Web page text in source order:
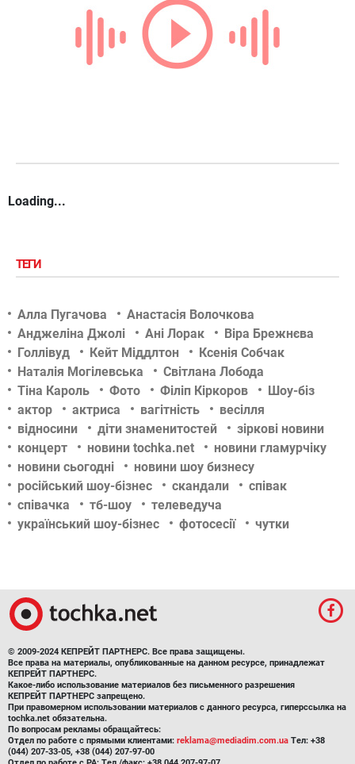
Loading...
ТЕГИ
Алла Пугачова
Анастасія Волочкова
Анджеліна Джолі
Ані Лорак
Віра Брежнєва
Голлівуд
Кейт Міддлтон
Ксенія Собчак
Наталія Могілевська
Світлана Лобода
Тіна Кароль
Фото Філіп Кіркоров
Шоу-біз
актор
актриса вагітність
весілля
відносини
діти знаменитостей
зіркові новини
концерт
новини tochka.net
новини гламурчіку
новини сьогодні
новини шоу бизнесу
російський шоу-бізнес
скандали
співак
співачка
тб-шоу
телеведуча
український шоу-бізнес
фотосесії чутки
© 2009-2024 КЕПРЕЙТ ПАРТНЕРС. Все права защищены.
Все права на материалы, опубликованные на данном ресурсе, принадлежат
КЕПРЕЙТ ПАРТНЕРС.
Какое-либо использование материалов без письменного разрешения
КЕПРЕЙТ ПАРТНЕРС запрещено.
При правомерном использовании материалов с данного ресурса, гиперссылка на
tochka.net обязательна.
По вопросам рекламы обращайтесь:
Отдел по работе с прямыми клиентами: reklama@mediadim.com.ua Тел: +38
(044) 207-33-05, +38 (044) 207-97-00